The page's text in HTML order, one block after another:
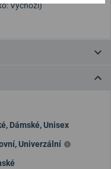
Výchozí)
, Dámské,Unisex
,Univerzální